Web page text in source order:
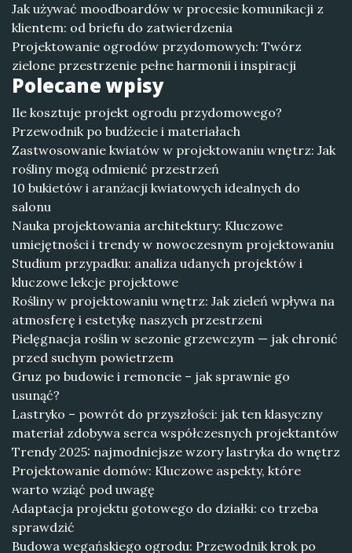
Jak używać moodboardów w procesie komunikacji z
klientem: od briefu do zatwierdzenia
Projektowanie ogrodów przydomowych: Twórz
zielone przestrzenie pełne harmonii i inspiracji
Polecane wpisy
Ile kosztuje projekt ogrodu przydomowego?
Przewodnik po budżecie i materiałach
Zastwosowanie kwiatów w projektowaniu wnętrz: Jak
rośliny mogą odmienić przestrzeń
10 bukietów i aranżacji kwiatowych idealnych do
salonu
Nauka projektowania architektury: Kluczowe
umiejętności i trendy w nowoczesnym projektowaniu
Studium przypadku: analiza udanych projektów i
kluczowe lekcje projektowe
Rośliny w projektowaniu wnętrz: Jak zieleń wpływa na
atmosferę i estetykę naszych przestrzeni
Pielęgnacja roślin w sezonie grzewczym — jak chronić
przed suchym powietrzem
Gruz po budowie i remoncie – jak sprawnie go
usunąć?
Lastryko – powrót do przyszłości: jak ten klasyczny
materiał zdobywa serca współczesnych projektantów
Trendy 2025: najmodniejsze wzory lastryka do wnętrz
Projektowanie domów: Kluczowe aspekty, które
warto wziąć pod uwagę
Adaptacja projektu gotowego do działki: co trzeba
sprawdzić
Budowa wegańskiego ogrodu: Przewodnik krok po